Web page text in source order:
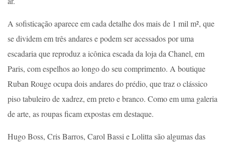
A sofisticação aparece em cada detalhe dos mais de 1 mil m², que
se dividem em três andares e podem ser acessados por uma
escadaria que reproduz a icônica escada da loja da Chanel, em
Paris, com espelhos ao longo do seu comprimento. A boutique
Ruban Rouge ocupa dois andares do prédio, que traz o clássico
piso tabuleiro de xadrez, em preto e branco. Como em uma galeria
de arte, as roupas ficam expostas em destaque.
Hugo Boss, Cris Barros, Carol Bassi e Lolitta são algumas das